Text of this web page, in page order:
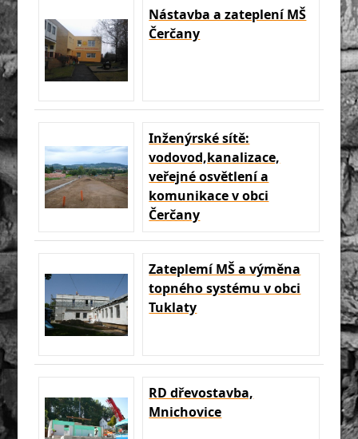
Nástavba a zateplení MŠ
Čerčany
Inženýrské sítě:
vodovod,kanalizace,
veřejné osvětlení a
komunikace v obci
Čerčany
Zateplemí MŠ a výměna
topného systému v obci
Tuklaty
RD dřevostavba,
Mnichovice